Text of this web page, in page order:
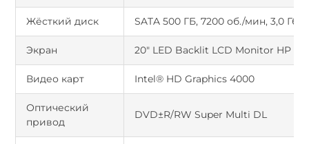
Жёсткий диск SATA 500 ГБ, 7200 об./мин, 3,0 Гб/с
Экран 20" LED Backlit LCD Monitor HP
Видео карт Intel® HD Graphics 4000
Оптический
привод
DVD±R/RW Super Multi DL